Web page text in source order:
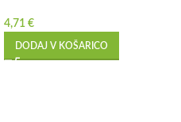
4,71 €
DODAJ V KOŠARICO